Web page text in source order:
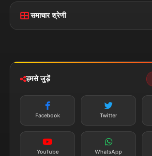
लाइव टीवी ब्रेकिंग न्यूज़
समाचार श्रेणी
हमसे जुड़ें
Facebook Twitter
YouTube WhatsApp